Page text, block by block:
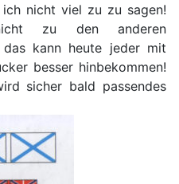
nicht viel zu zu sagen!
zu den anderen
das kann heute jeder mit
besser hinbekommen!
sicher bald passendes